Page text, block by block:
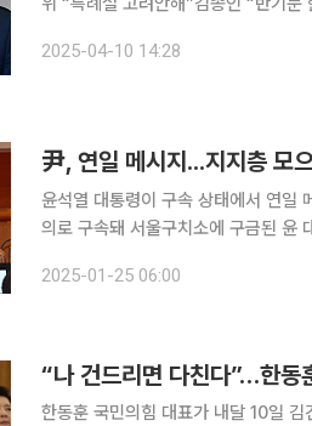
다는 소식까지 퍼졌다. 10여 명의 후
2025-04-10 14:28
尹, 연일 메시지...지지층 모
윤석열 대통령이 구속 상태에서 연일
의로 구속돼 서울구치소에 구금된 윤
2025-01-25 06:00
“나 건드리면 다친다”…한동
한동훈 국민의힘 대표가 내달 10일